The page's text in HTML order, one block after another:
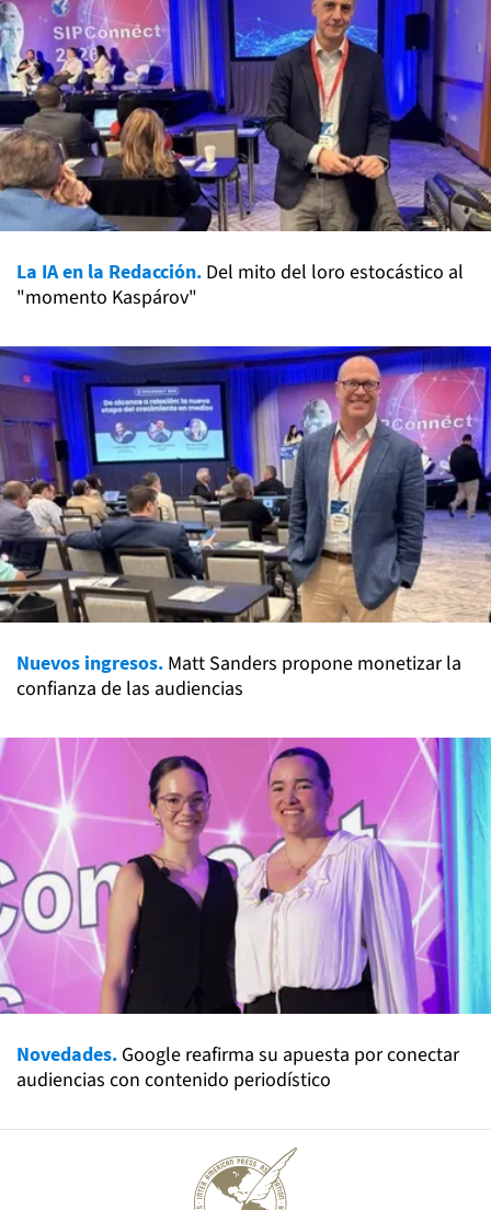
La IA en la Redacción. Del mito del loro estocástico al
"momento Kaspárov"
Nuevos ingresos. Matt Sanders propone monetizar la
confianza de las audiencias
Novedades. Google reafirma su apuesta por conectar
audiencias con contenido periodístico